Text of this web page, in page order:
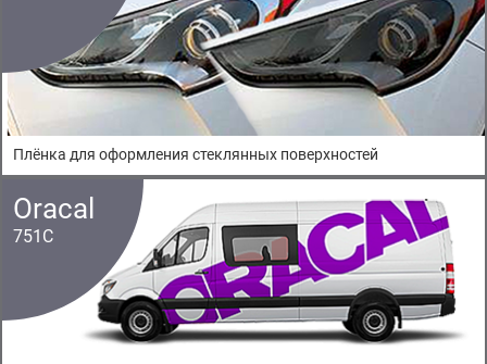
Плёнка для оформления стеклянных поверхностей
Oracal
751C